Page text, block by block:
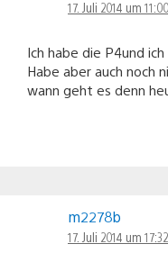
17. Juli 2014 um 11:00
Ich habe die P4und
Habe aber auch noch
wann geht es denn
m2278b
17. Juli 2014 um 17:32